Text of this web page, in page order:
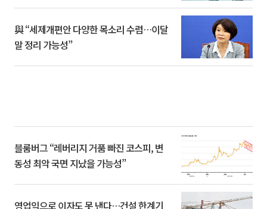
與 “세제개편안 다양한 목소리 수렴…이달
말 정리 가능성”
블룸버그 “레버리지 거품 빠진 코스피, 변
동성 최악 국면 지났을 가능성”
영업익으로 이자도 못 낸다…건설 한계기